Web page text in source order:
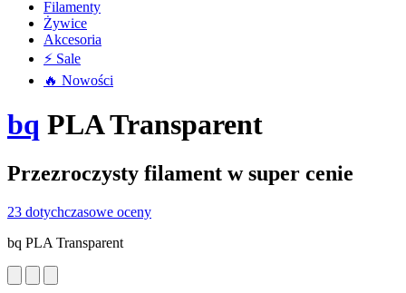
Filamenty
Żywice
Akcesoria
⚡ Sale
🔥 Nowości
bq PLA Transparent
Przezroczysty filament w super cenie
23 dotychczasowe oceny
bq PLA Transparent